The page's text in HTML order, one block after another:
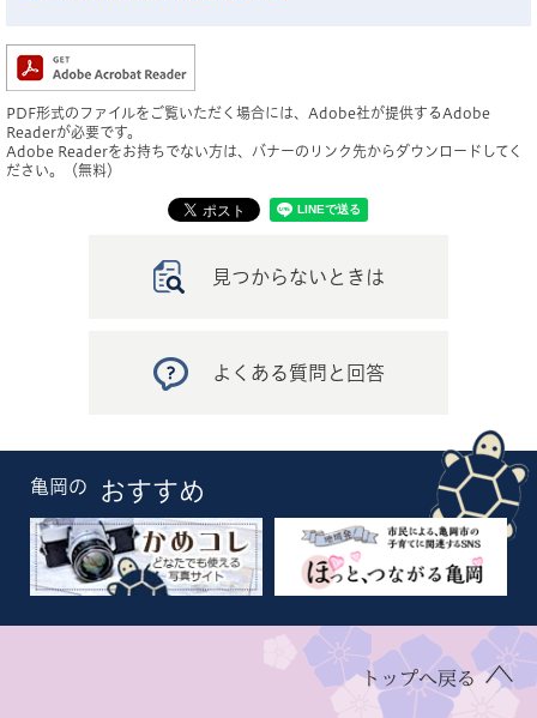
PDF形式のファイルをご覧いただく場合には、Adobe社が提供するAdobe
Readerが必要です。
Adobe Readerをお持ちでない方は、バナーのリンク先からダウンロードしてく
ださい。（無料）
見つからないときは
よくある質問と回答
亀岡の おすすめ
トップへ戻る